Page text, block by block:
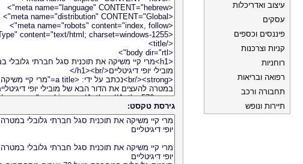
גירסת טקסט:
עיצוב ואדריכלות
עסקים
פיננסים וכספים
קניות וצרכנות
רוחניות
רפואה ובריאות
תחבורה ורכב
תיירות ונופש